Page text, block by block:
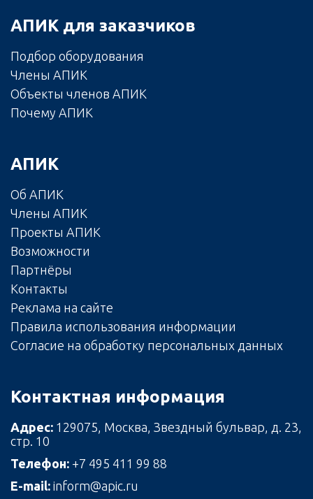
АПИК для заказчиков
Подбор оборудования
Члены АПИК
Объекты членов АПИК
Почему АПИК
АПИК
Об АПИК
Члены АПИК
Проекты АПИК
Возможности
Партнёры
Контакты
Реклама на сайте
Правила использования информации
Согласие на обработку персональных данных
Контактная информация
Адрес: 129075, Москва, Звездный бульвар, д. 23,
стр. 10
Телефон: +7 495 411 99 88
E-mail: inform@apic.ru